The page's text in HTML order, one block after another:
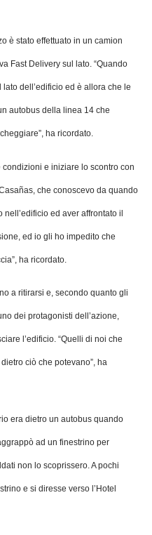
è stato effettuato in un camion
Fast Delivery sul lato. “Quando
dell’edificio ed è allora che le
autobus della linea 14 che
ha ricordato.
e iniziare lo scontro con
che conoscevo da quando
ed aver affrontato il
ed io gli ho impedito che
ha ricordato.
a ritirarsi e, secondo quanto gli
dei protagonisti dell’azione,
l’edificio. “Quelli di noi che
ciò che potevano”, ha
era dietro un autobus quando
ad un finestrino per
non lo scoprissero. A pochi
e si diresse verso l’Hotel